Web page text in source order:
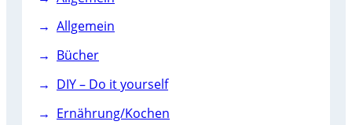
Allgemein
Bücher
DIY – Do it yourself
Ernährung/Kochen